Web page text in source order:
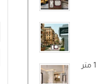
تكلفة تأسيس وتشطيب شقة 100 متر